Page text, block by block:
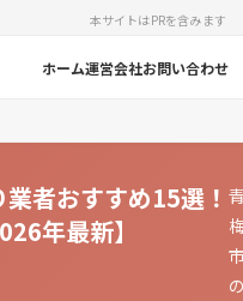
本サイトはPRを含みます
ホーム運営会社お問い合わせ
者おすすめ15選！
年最新】